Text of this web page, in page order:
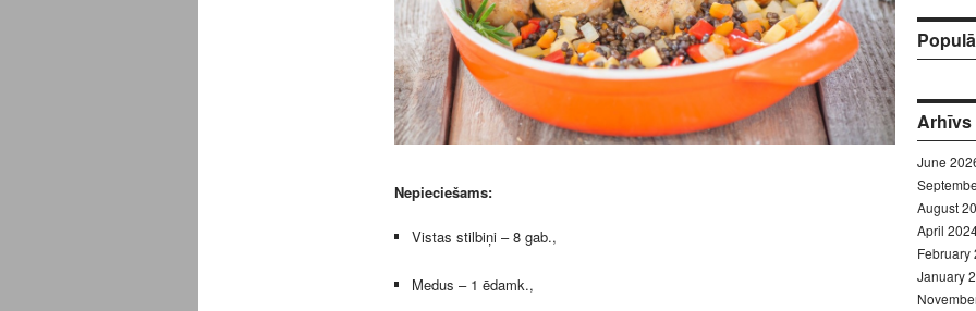
Nepieciešams:
Vistas stilbiņi – 8 gab.,
Medus – 1 ēdamk.,
Arhīvs
June
August
April
February
January